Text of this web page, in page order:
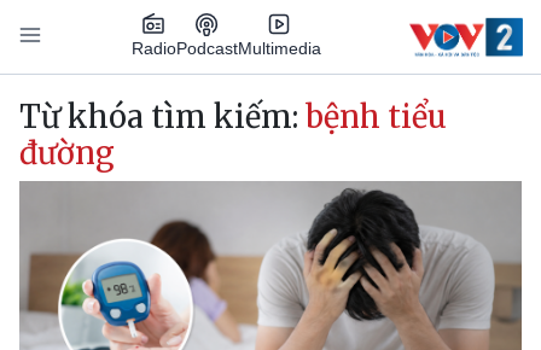
Nhảy đến nội dung
RadioPodcastMultimedia
Main navigation
Từ khóa tìm kiếm: bệnh tiểu
đường